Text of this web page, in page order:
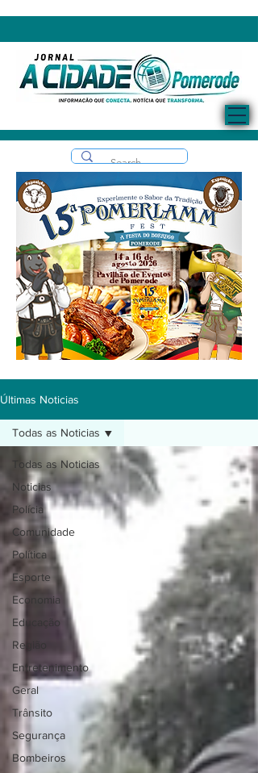
Últimas Noticias
Todas as Noticias
Noticias
Polícia
Comunidade
Política
Esporte
Economia
Educação
Região
Entretenimento
Geral
Trânsito
Segurança
Bombeiros
Todas as Noticias